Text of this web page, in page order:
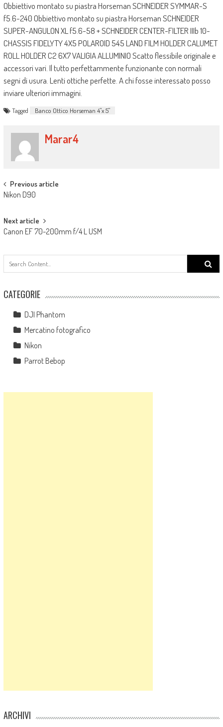
Obbiettivo montato su piastra Horseman SCHNEIDER SYMMAR-S
f5.6-240 Obbiettivo montato su piastra Horseman SCHNEIDER
SUPER-ANGULON XL f5.6-58 + SCHNEIDER CENTER-FILTER IIIb 10-
CHASSIS FIDELYTY 4X5 POLAROID 545 LAND FILM HOLDER CALUMET
ROLL HOLDER C2 6X7 VALIGIA ALLUMINIO Scatto flessibile originale e
accessori vari. Il tutto perfettammente funzionante con normali
segni di usura. Lenti ottiche perfette. A chi fosse interessato posso
inviare ulteriori immagini.
Tagged Banco Ottico Horseman 4"x 5"
Marar4
Post navigation
Previous article
Nikon D90
Next article
Canon EF 70-200mm f/4 L USM
Search
for:
CATEGORIE
DJI Phantom
Mercatino fotografico
Nikon
Parrot Bebop
ARCHIVI